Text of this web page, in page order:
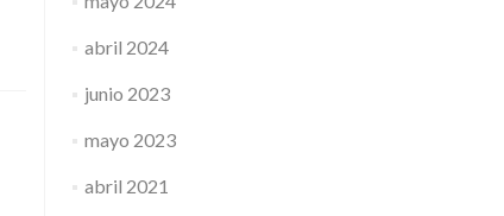
abril 2024
junio 2023
mayo 2023
abril 2021